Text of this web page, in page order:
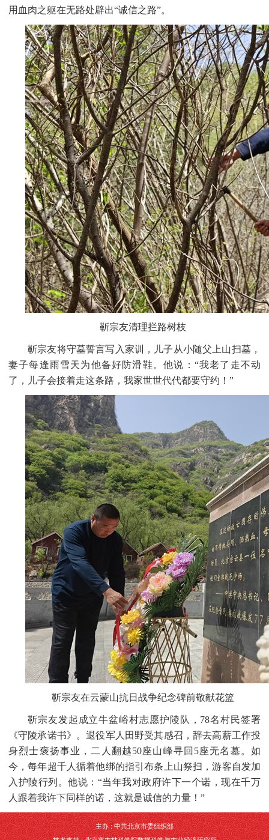
用血肉之躯在无路处辟出“诚信之路”。
靳宗友清理拦路树枝
靳宗友将守墓誓言写入家训，儿子从小随父上山扫墓，
妻子每逢雨雪天为他备好防滑鞋。他说： “我老了走不动
了，儿子会接着走这条路，我家世世代代都要守约！”
靳宗友在云蒙山抗日战争纪念碑前敬献花篮
靳宗友发起成立牛盆峪村志愿护陵队， 78名村民签署
《守陵承诺书》。退役军人田野受其感召，辞去高薪工作投
身烈士褒扬事业，二人翻越50座山峰寻回5座无名墓。如
今，每年超千人循着他绑的指引布条上山祭扫，游客自发加
入护陵行列。他说：“当年我对政府许下一个诺，现在千万
人跟着我许下同样的诺，这就是诚信的力量！”
主办 : 中共北京市委组织部